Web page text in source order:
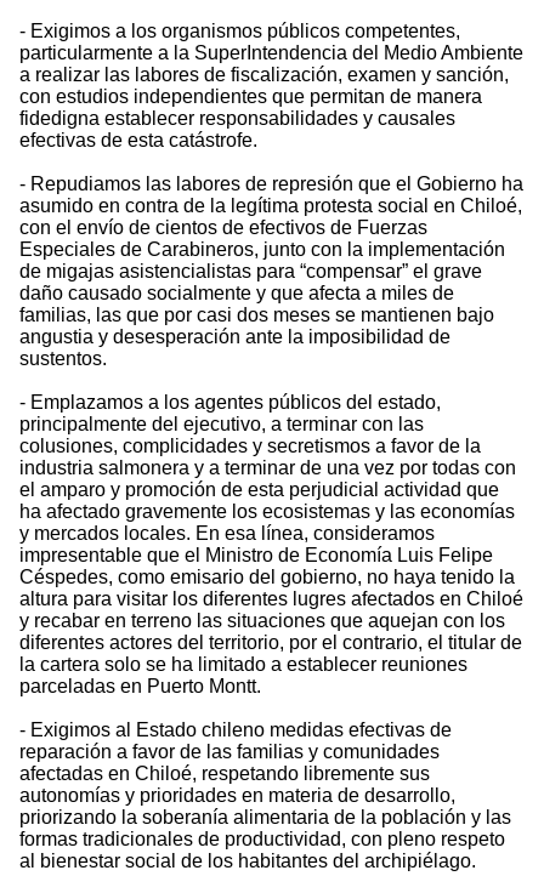
- Exigimos a los organismos públicos competentes,
particularmente a la SuperIntendencia del Medio Ambiente
a realizar las labores de fiscalización, examen y sanción,
con estudios independientes que permitan de manera
fidedigna establecer responsabilidades y causales
efectivas de esta catástrofe.
- Repudiamos las labores de represión que el Gobierno ha
asumido en contra de la legítima protesta social en Chiloé,
con el envío de cientos de efectivos de Fuerzas
Especiales de Carabineros, junto con la implementación
de migajas asistencialistas para “compensar” el grave
daño causado socialmente y que afecta a miles de
familias, las que por casi dos meses se mantienen bajo
angustia y desesperación ante la imposibilidad de
sustentos.
- Emplazamos a los agentes públicos del estado,
principalmente del ejecutivo, a terminar con las
colusiones, complicidades y secretismos a favor de la
industria salmonera y a terminar de una vez por todas con
el amparo y promoción de esta perjudicial actividad que
ha afectado gravemente los ecosistemas y las economías
y mercados locales. En esa línea, consideramos
impresentable que el Ministro de Economía Luis Felipe
Céspedes, como emisario del gobierno, no haya tenido la
altura para visitar los diferentes lugres afectados en Chiloé
y recabar en terreno las situaciones que aquejan con los
diferentes actores del territorio, por el contrario, el titular de
la cartera solo se ha limitado a establecer reuniones
parceladas en Puerto Montt.
- Exigimos al Estado chileno medidas efectivas de
reparación a favor de las familias y comunidades
afectadas en Chiloé, respetando libremente sus
autonomías y prioridades en materia de desarrollo,
priorizando la soberanía alimentaria de la población y las
formas tradicionales de productividad, con pleno respeto
al bienestar social de los habitantes del archipiélago.